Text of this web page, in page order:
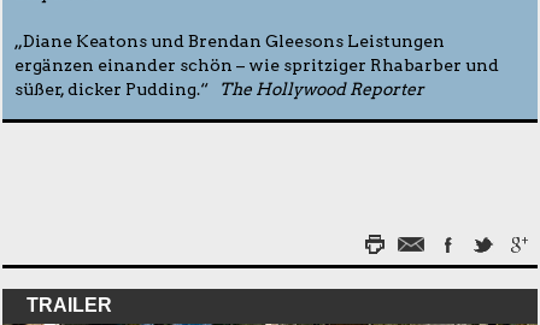
„Diane Keatons und Brendan Gleesons Leistungen
ergänzen einander schön – wie spritziger Rhabarber und
süßer, dicker Pudding.“
The Hollywood Reporter
TRAILER